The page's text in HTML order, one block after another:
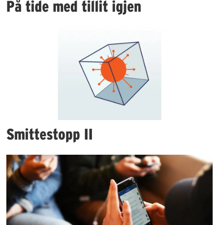
På tide med tillit igjen
Smittestopp II